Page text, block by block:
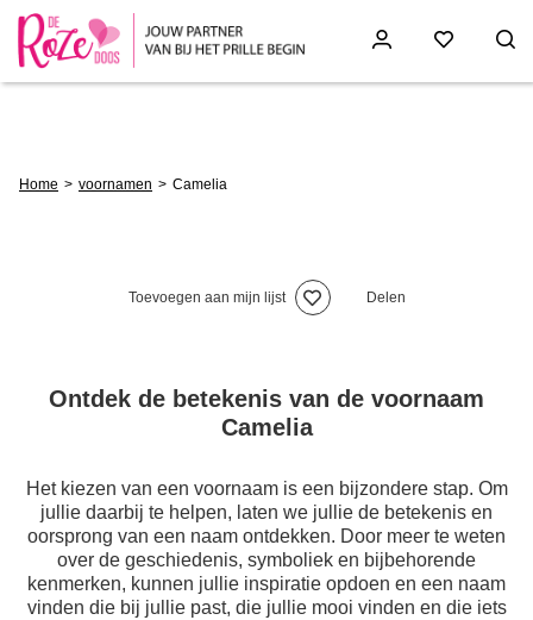
Home voornamen Camelia
Toevoegen aan mijn lijst Delen
Ontdek de betekenis van de voornaam
Camelia
Het kiezen van een voornaam is een bijzondere stap. Om
jullie daarbij te helpen, laten we jullie de betekenis en
oorsprong van een naam ontdekken. Door meer te weten
over de geschiedenis, symboliek en bijbehorende
kenmerken, kunnen jullie inspiratie opdoen en een naam
vinden die bij jullie past, die jullie mooi vinden en die iets